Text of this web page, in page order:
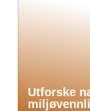
Utforske